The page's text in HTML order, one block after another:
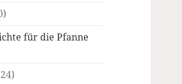
für die Pfanne